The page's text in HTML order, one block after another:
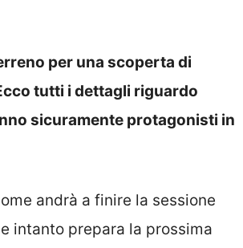
per una scoperta di
tutti i dettagli riguardo
sicuramente protagonisti in
andrà a finire la sessione
intanto prepara la prossima